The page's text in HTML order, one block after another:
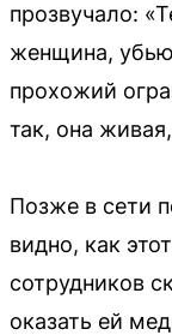
прозвучало:
женщина,
прохожий
так, она
Позже в сети
видно, как
сотрудников
оказать ей